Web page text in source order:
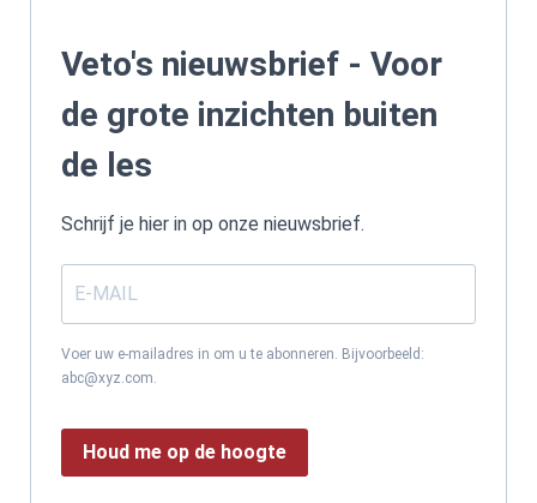
Veto's nieuwsbrief - Voor
de grote inzichten buiten
de les
Schrijf je hier in op onze nieuwsbrief.
Voer uw e-mailadres in om u te abonneren. Bijvoorbeeld:
abc@xyz.com.
Houd me op de hoogte